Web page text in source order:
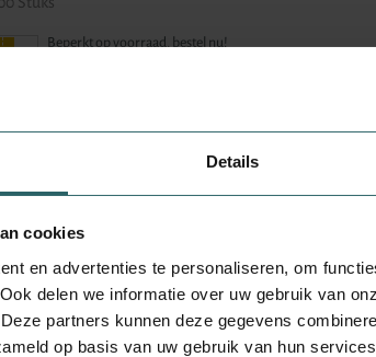
Details
cookies
en advertenties te personaliseren, om
delen we informatie over uw gebruik van
partners kunnen deze gegevens
op basis van uw gebruik van hun
Beperkt op voorraad, bestel nu!
Nog maar 3 op voorraad!
Sleutelhanger Bubble Tea